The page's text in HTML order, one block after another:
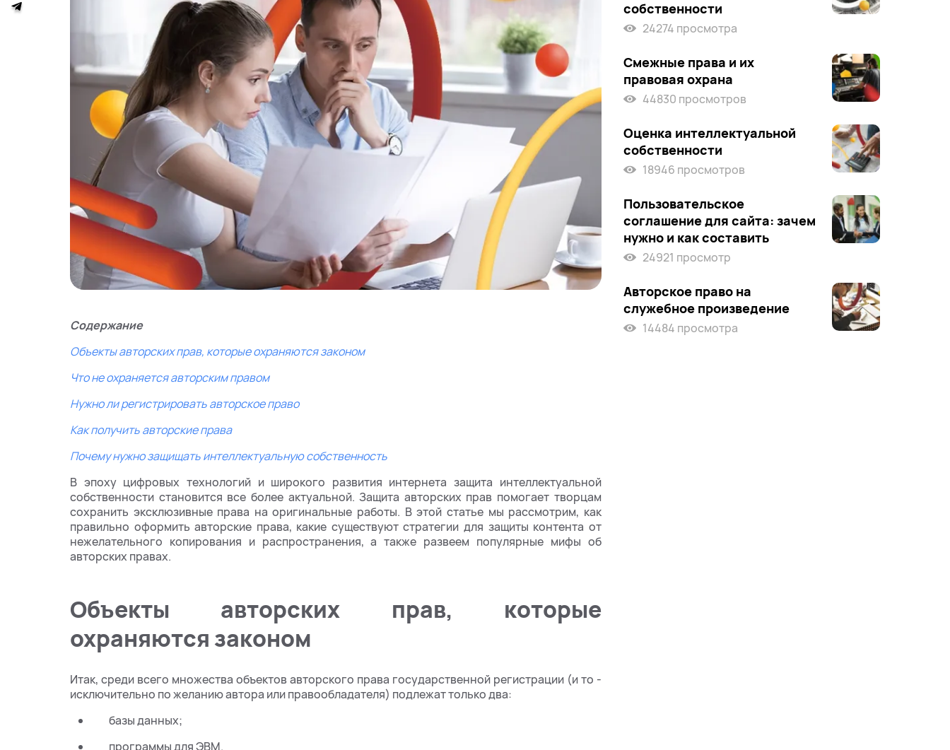
Содержание
Объекты авторских прав, которые охраняются законом
Что не охраняется авторским правом
Нужно ли регистрировать авторское право
Как получить авторские права
Почему нужно защищать интеллектуальную собственность
В эпоху цифровых технологий и широкого развития интернета защита интеллектуальной
собственности становится все более актуальной. Защита авторских прав помогает творцам
сохранить эксклюзивные права на оригинальные работы. В этой статье мы рассмотрим, как
правильно оформить авторские права, какие существуют стратегии для защиты контента от
нежелательного копирования и распространения, а также развеем популярные мифы об
авторских правах.
Объекты авторских прав, которые
охраняются законом
Итак, среди всего множества объектов авторского права государственной регистрации (и то -
исключительно по желанию автора или правообладателя) подлежат только два:
базы данных;
программы для ЭВМ.
собственности
24274 просмотра
Смежные права и их
правовая охрана
44830 просмотров
Оценка интеллектуальной
собственности
18946 просмотров
Пользовательское
соглашение для сайта: зачем
нужно и как составить
24921 просмотр
Авторское право на
служебное произведение
14484 просмотра